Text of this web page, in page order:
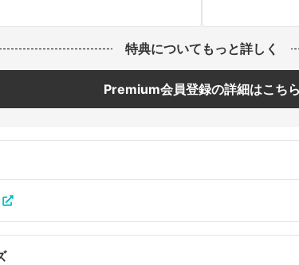
特典についてもっと詳しく
Premium会員登録の詳細はこちら